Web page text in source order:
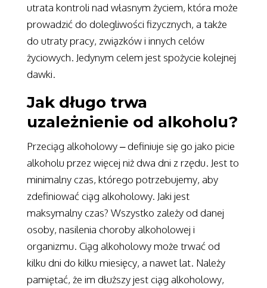
utrata kontroli nad własnym życiem, która może
prowadzić do dolegliwości fizycznych, a także
do utraty pracy, związków i innych celów
życiowych. Jedynym celem jest spożycie kolejnej
dawki.
Jak długo trwa
uzależnienie od alkoholu?
Przeciąg alkoholowy – definiuje się go jako picie
alkoholu przez więcej niż dwa dni z rzędu. Jest to
minimalny czas, którego potrzebujemy, aby
zdefiniować ciąg alkoholowy. Jaki jest
maksymalny czas? Wszystko zależy od danej
osoby, nasilenia choroby alkoholowej i
organizmu. Ciąg alkoholowy może trwać od
kilku dni do kilku miesięcy, a nawet lat. Należy
pamiętać, że im dłuższy jest ciąg alkoholowy,